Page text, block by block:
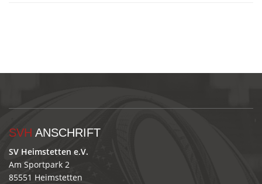
SVH ANSCHRIFT
SV Heimstetten e.V.
Am Sportpark 2
85551 Heimstetten